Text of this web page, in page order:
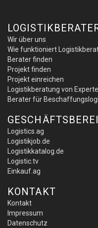
Wir über uns
Wie funktioniert
Berater finden
Projekt finden
Projekt einreichen
Logistikberatung von
Berater für
Logistics.ag
Logistikjob.de
Logistikkatalog.de
Logistic.tv
Einkauf.ag
KONTAKT
Kontakt
Impressum
Datenschutz